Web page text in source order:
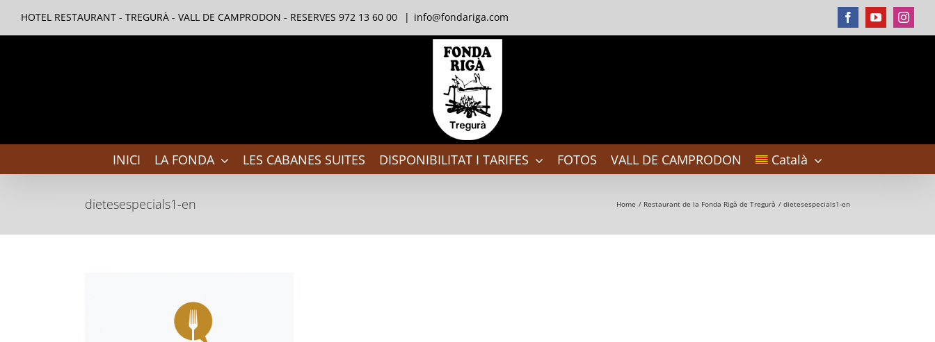
content
HOTEL RESTAURANT - TREGURÀ - VALL DE CAMPRODON - RESERVES 972 13 60 00 | info@fondariga.com FacebookYouTube
INICI LA FONDA LES CABANES SUITES DISPONIBILITAT I TARIFES FOTOS VALL DE CAMPRODON Català
dietesespecials1-en Home Restaurant de la Fonda Rigà de Tregurà dietesespecials1-en